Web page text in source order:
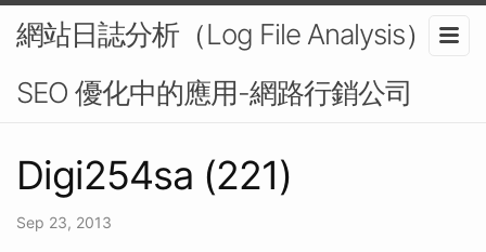
網站日誌分析（Log File Analysis）在
SEO 優化中的應用-網路行銷公司
Digi254sa (221)
Sep 23, 2013